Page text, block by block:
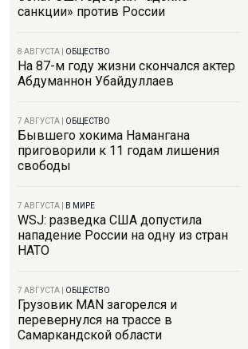
санкции» против России
8 АВГУСТА ОБЩЕСТВО
На 87-м году жизни скончался актер
Абдуманнон Убайдуллаев
7 АВГУСТА ОБЩЕСТВО
Бывшего хокима Намангана
приговорили к 11 годам лишения
свободы
7 АВГУСТА В МИРЕ
WSJ: разведка США допустила
нападение России на одну из стран
НАТО
7 АВГУСТА ОБЩЕСТВО
Грузовик MAN загорелся и
перевернулся на трассе в
Самаркандской области